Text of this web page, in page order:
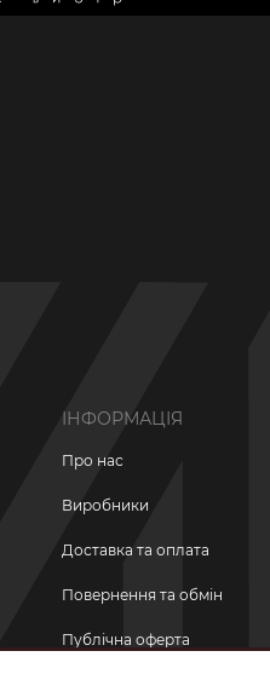
ІНФОРМАЦІЯ
Про нас
Виробники
Доставка та оплата
Повернення та обмін
Публічна оферта